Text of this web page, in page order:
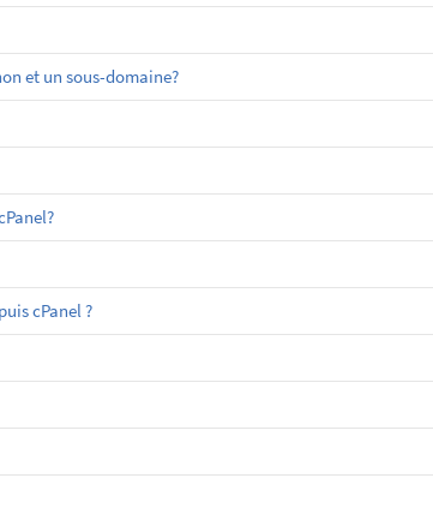
et un sous-domaine?
cPanel ?